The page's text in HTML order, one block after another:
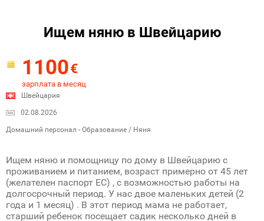
Ищем няню в Швейцарию
1100€
зарплата в месяц
Швейцария
02.08.2026
Домашний персонал - Образование / Няня
Ищем няню и помощницу по дому в Швейцарию с
проживанием и питанием, возраст примерно от 45 лет
(желателен паспорт ЕС) , с возможностью работы на
долгосрочный период. У нас двое маленьких детей (2
года и 1 месяц) . В этот период мама не работает,
старший ребенок посещает садик несколько дней в